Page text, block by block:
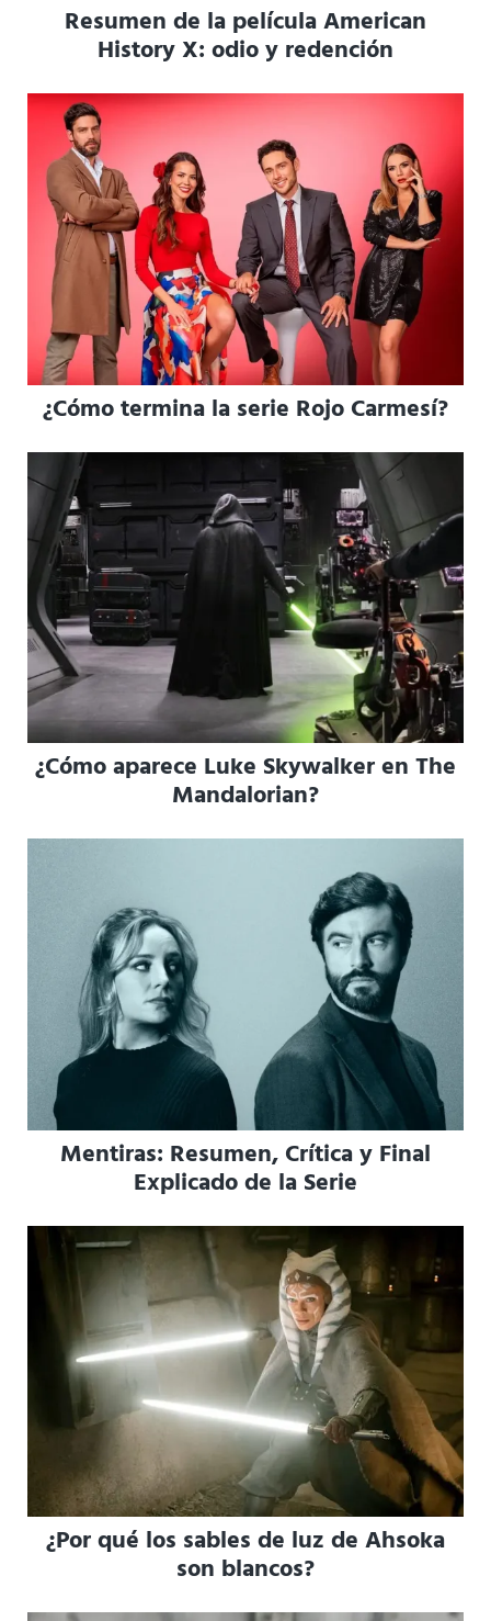
Resumen de la película American
History X: odio y redención
¿Cómo termina la serie Rojo Carmesí?
¿Cómo aparece Luke Skywalker en The
Mandalorian?
Mentiras: Resumen, Crítica y Final
Explicado de la Serie
¿Por qué los sables de luz de Ahsoka
son blancos?